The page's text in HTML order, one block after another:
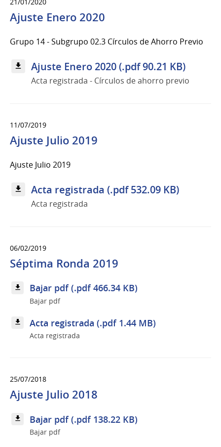
Ajuste Enero 2020
Grupo 14 - Subgrupo 02.3 Círculos de Ahorro Previo
Ajuste Enero 2020 (.pdf 90.21 KB)
Acta registrada - Círculos de ahorro previo
11/07/2019
Ajuste Julio 2019
Ajuste Julio 2019
Acta registrada (.pdf 532.09 KB)
Acta registrada
06/02/2019
Séptima Ronda 2019
Bajar pdf (.pdf 466.34 KB)
Bajar pdf
Acta registrada (.pdf 1.44 MB)
Acta registrada
25/07/2018
Ajuste Julio 2018
Bajar pdf (.pdf 138.22 KB)
Bajar pdf